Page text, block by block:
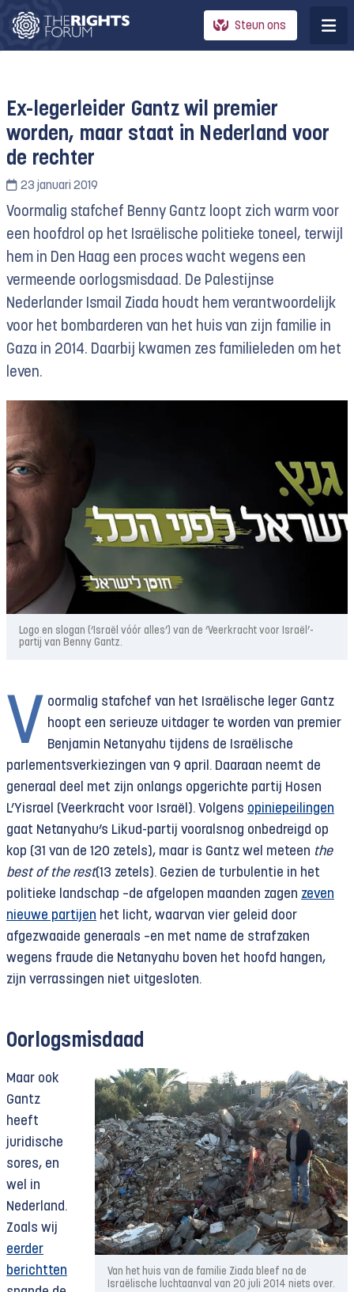
Steun ons
Ex-legerleider Gantz wil premier
worden, maar staat in Nederland voor
de rechter
23 januari 2019
Voormalig stafchef Benny Gantz loopt zich warm voor
een hoofdrol op het Israëlische politieke toneel, terwijl
hem in Den Haag een proces wacht wegens een
vermeende oorlogsmisdaad. De Palestijnse
Nederlander Ismail Ziada houdt hem verantwoordelijk
voor het bombarderen van het huis van zijn familie in
Gaza in 2014. Daarbij kwamen zes familieleden om het
leven.
Logo en slogan (‘Israël vóór alles’) van de ‘Veerkracht voor Israël’-
partij van Benny Gantz.
V oormalig stafchef van het Israëlische leger Gantz
hoopt een serieuze uitdager te worden van premier
Benjamin Netanyahu tijdens de Israëlische
parlementsverkiezingen van 9 april. Daaraan neemt de
generaal deel met zijn onlangs opgerichte partij Hosen
L’Yisrael (Veerkracht voor Israël). Volgens opiniepeilingen
gaat Netanyahu’s Likud-partij vooralsnog onbedreigd op
kop (31 van de 120 zetels), maar is Gantz wel meteen the
best of the rest(13 zetels). Gezien de turbulentie in het
politieke landschap –de afgelopen maanden zagen zeven
nieuwe partijen het licht, waarvan vier geleid door
afgezwaaide generaals –en met name de strafzaken
wegens fraude die Netanyahu boven het hoofd hangen,
zijn verrassingen niet uitgesloten.
Oorlogsmisdaad
Van het huis van de familie Ziada bleef na de
Israëlische luchtaanval van 20 juli 2014 niets over.
Maar ook
Gantz
heeft
juridische
sores, en
wel in
Nederland.
Zoals wij
eerder
berichtten